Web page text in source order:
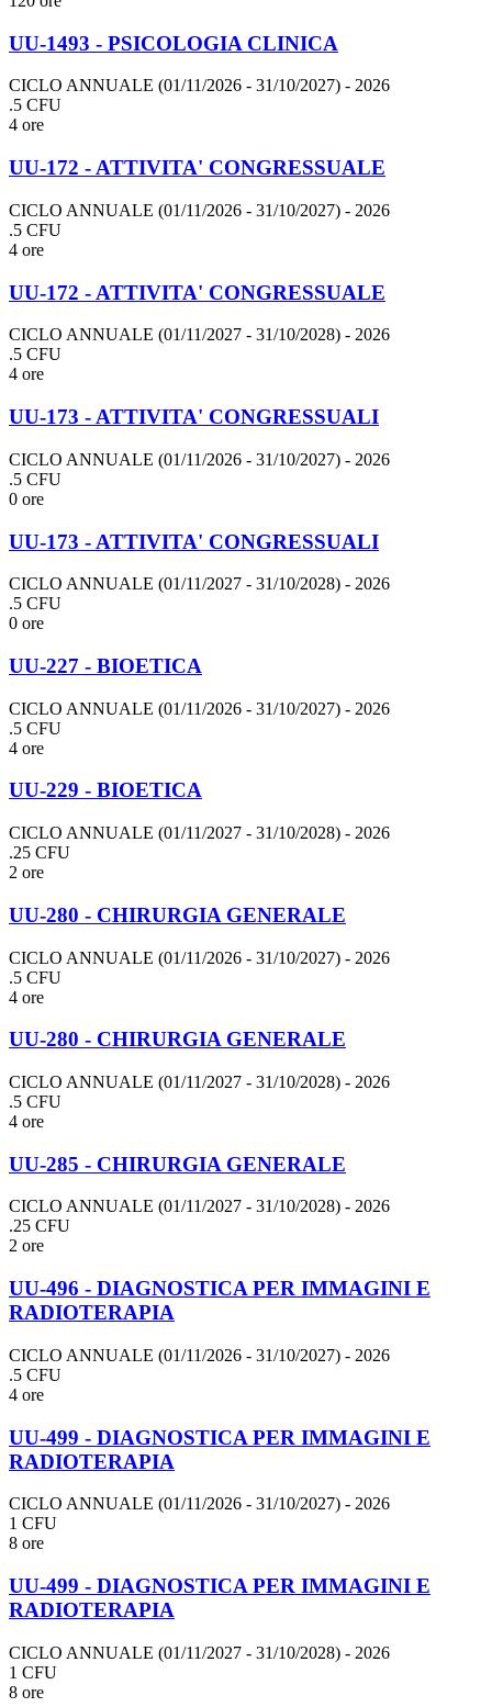
UU-1493 - PSICOLOGIA CLINICA
CICLO ANNUALE (01/11/2026 - 31/10/2027) - 2026
.5 CFU
4 ore
UU-172 - ATTIVITA' CONGRESSUALE
CICLO ANNUALE (01/11/2026 - 31/10/2027) - 2026
.5 CFU
4 ore
UU-172 - ATTIVITA' CONGRESSUALE
CICLO ANNUALE (01/11/2027 - 31/10/2028) - 2026
.5 CFU
4 ore
UU-173 - ATTIVITA' CONGRESSUALI
CICLO ANNUALE (01/11/2026 - 31/10/2027) - 2026
.5 CFU
0 ore
UU-173 - ATTIVITA' CONGRESSUALI
CICLO ANNUALE (01/11/2027 - 31/10/2028) - 2026
.5 CFU
0 ore
UU-227 - BIOETICA
CICLO ANNUALE (01/11/2026 - 31/10/2027) - 2026
.5 CFU
4 ore
UU-229 - BIOETICA
CICLO ANNUALE (01/11/2027 - 31/10/2028) - 2026
.25 CFU
2 ore
UU-280 - CHIRURGIA GENERALE
CICLO ANNUALE (01/11/2026 - 31/10/2027) - 2026
.5 CFU
4 ore
UU-280 - CHIRURGIA GENERALE
CICLO ANNUALE (01/11/2027 - 31/10/2028) - 2026
.5 CFU
4 ore
UU-285 - CHIRURGIA GENERALE
CICLO ANNUALE (01/11/2027 - 31/10/2028) - 2026
.25 CFU
2 ore
UU-496 - DIAGNOSTICA PER IMMAGINI E
RADIOTERAPIA
CICLO ANNUALE (01/11/2026 - 31/10/2027) - 2026
.5 CFU
4 ore
UU-499 - DIAGNOSTICA PER IMMAGINI E
RADIOTERAPIA
CICLO ANNUALE (01/11/2026 - 31/10/2027) - 2026
1 CFU
8 ore
UU-499 - DIAGNOSTICA PER IMMAGINI E
RADIOTERAPIA
CICLO ANNUALE (01/11/2027 - 31/10/2028) - 2026
1 CFU
8 ore